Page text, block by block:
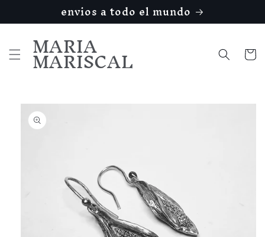
directamente
al contenidoenvios a todo el mundo
MARIA
MARISCAL Carrito
directamente
información